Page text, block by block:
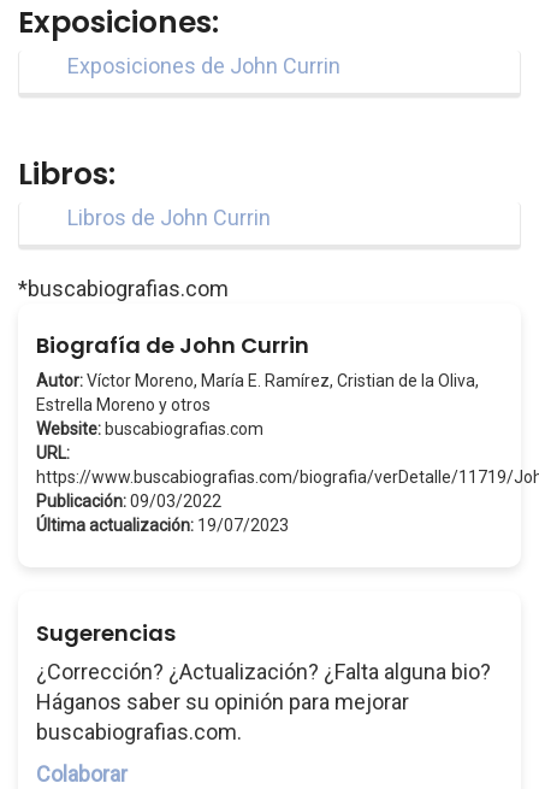
Exposiciones:
Exposiciones de John Currin
Libros:
Libros de John Currin
*buscabiografias.com
Biografía de John Currin
Autor:Víctor Moreno, María E. Ramírez, Cristian de la Oliva,
Estrella Moreno y otros
Website: buscabiografias.com
URL:
https://www.buscabiografias.com/biografia/verDetalle/11719/
Publicación:09/03/2022
Última actualización: 19/07/2023
Sugerencias
¿Corrección? ¿Actualización? ¿Falta alguna bio?
Háganos saber su opinión para mejorar
buscabiografias.com.
Colaborar